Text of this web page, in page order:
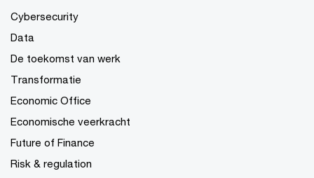
Cybersecurity
Data
De toekomst van werk
Transformatie
Economic Office
Economische veerkracht
Future of Finance
Risk & regulation